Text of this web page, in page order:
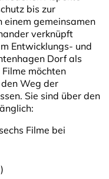
bis zur
gemeinsamen
verknüpft
Entwicklungs- und
Dorf als
möchten
Weg der
Sie sind über den
Filme bei